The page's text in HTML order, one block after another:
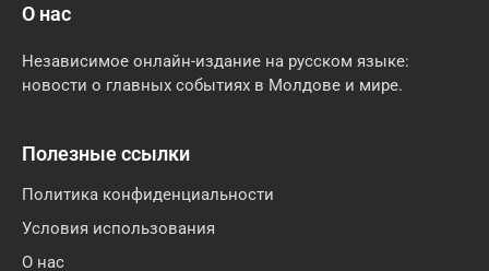
О нас
Независимое онлайн-издание на русском языке:
новости о главных событиях в Молдове и мире.
Полезные ссылки
Политика конфиденциальности
Условия использования
О нас